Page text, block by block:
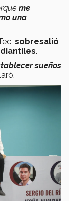
me
una
sobresalió
.
sueños